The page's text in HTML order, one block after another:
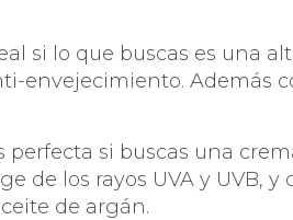
ESPECÍFICO
CONTORNO DE
SOLAR
ABIDIS
si lo que buscas es una
envejecimiento. Además
perfecta si buscas una
de los rayos UVA y UVB,
de argán.